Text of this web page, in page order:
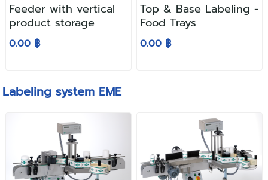
Feeder with vertical
product storage
0.00 ฿
Top & Base Labeling -
Food Trays
0.00 ฿
Labeling system EME